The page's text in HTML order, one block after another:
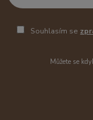
Souhlasím se
Můžete se